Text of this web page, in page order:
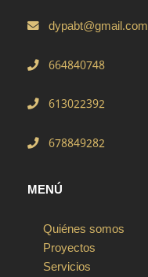
dypabt@gmail.com
664840748
613022392
678849282
MENÚ
Quiénes somos
Proyectos
Servicios